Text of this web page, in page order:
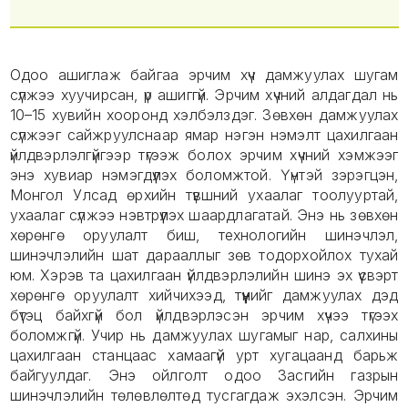
Одоо ашиглаж байгаа эрчим хүч дамжуулах шугам
сүлжээ хуучирсан, үр ашиггүй. Эрчим хүчний алдагдал нь
10–15 хувийн хооронд хэлбэлздэг. Зөвхөн дамжуулах
сүлжээг сайжруулснаар ямар нэгэн нэмэлт цахилгаан
үйлдвэрлэлгүйгээр түгээж болох эрчим хүчний хэмжээг
энэ хувиар нэмэгдүүлэх боломжтой. Үүнтэй зэрэгцэн,
Монгол Улсад өрхийн түвшний ухаалаг тоолууртай,
ухаалаг сүлжээ нэвтрүүлэх шаардлагатай. Энэ нь зөвхөн
хөрөнгө оруулалт биш, технологийн шинэчлэл,
шинэчлэлийн шат дарааллыг зөв тодорхойлох тухай
юм. Хэрэв та цахилгаан үйлдвэрлэлийн шинэ эх үүсвэрт
хөрөнгө оруулалт хийчихээд, түүнийг дамжуулах дэд
бүтэц байхгүй бол үйлдвэрлэсэн эрчим хүчээ түгээх
боломжгүй. Учир нь дамжуулах шугамыг нар, салхины
цахилгаан станцаас хамаагүй урт хугацаанд барьж
байгуулдаг. Энэ ойлголт одоо Засгийн газрын
шинэчлэлийн төлөвлөлтөд тусгагдаж эхэлсэн. Эрчим